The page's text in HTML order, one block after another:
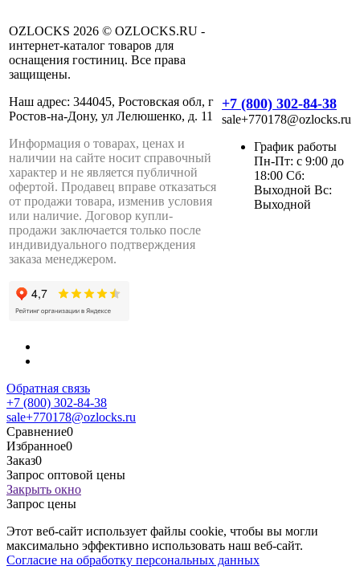
OZLOCKS 2026 © OZLOCKS.RU -
интернет-каталог товаров для
оснащения гостиниц. Все права
защищены.
Наш адрес: 344045, Ростовская обл, г
Ростов-на-Дону, ул Лелюшенко, д. 11
Информация о товарах, ценах и
наличии на сайте носит справочный
характер и не является публичной
офертой. Продавец вправе отказаться
от продажи товара, изменив условия
или наличие. Договор купли-
продажи заключается только после
индивидуального подтверждения
заказа менеджером.
+7 (800) 302-84-38
sale+770178@ozlocks.ru
График работы
Пн-Пт: с 9:00 до
18:00 Сб:
Выходной Вс:
Выходной
Обратная связь
+7 (800) 302-84-38
sale+770178@ozlocks.ru
Сравнение0
Избранное0
Заказ0
Запрос оптовой цены
Закрыть окно
Запрос цены
Этот веб-сайт использует файлы cookie, чтобы вы могли
максимально эффективно использовать наш веб-сайт.
Согласие на обработку персональных данных